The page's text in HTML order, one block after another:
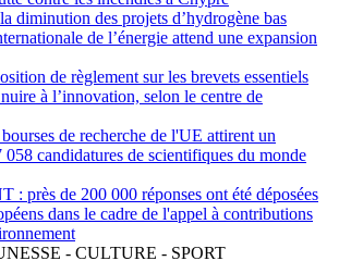
diminution des projets d’hydrogène bas
de l’énergie attend une expansion
de règlement sur les brevets essentiels
à l’innovation, selon le centre de
de recherche de l'UE attirent un
candidatures de scientifiques du monde
: près de 200 000 réponses ont été déposées
dans le cadre de l'appel à contributions
- CULTURE - SPORT